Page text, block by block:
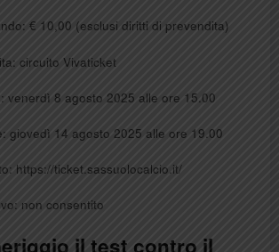
€ 10,00 (esclusi diritti di prevendita)
circuito Vivaticket
venerdì 8 agosto 2025 alle ore 15.00
giovedì 14 agosto 2025 alle ore 19.00
https://ticket.sassuolocalcio.it/
non consentito
il test contro il